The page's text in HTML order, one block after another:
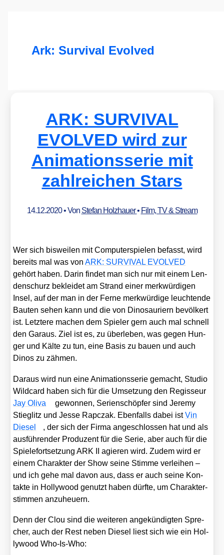
Ark: Survival Evolved
ARK: SURVIVAL
EVOLVED wird zur
Animationsserie mit
zahlreichen Stars
14.12.2020• Von Stefan Holzhauer• Film, TV & Stream
Wer sich bis­wei­len mit Com­pu­ter­spie­len befasst, wird
bereits mal was vonARK: SURVIVAL EVOLVED
gehört haben. Dar­in fin­det man sich nur mit einem Len­
den­schurz beklei­det am Strand einer merk­wür­di­gen
Insel, auf der man in der Fer­ne merk­wür­di­ge leuch­ten­de
Bau­ten sehen kann und die von Dino­sau­ri­ern bevöl­kert
ist. Letz­te­re machen dem Spie­ler gern auch mal schnell
den Gar­aus. Ziel ist es, zu über­le­ben, was gegen Hun­
ger und Käl­te zu tun, eine Basis zu bau­en und auch
Dinos zu zäh­men.
Dar­aus wird nun eine Ani­ma­ti­ons­se­rie gemacht, Stu­dio
Wild­card haben sich für die Umset­zung den Regis­seur
Jay Oli­va
gewon­nen, Seri­en­schöp­fer sind Jere­my
Stieg­litz und Jes­se Rap­c­zak. Eben­falls dabei istVin
Die­sel
, der sich der Fir­ma ange­schlos­sen hat und als
aus­füh­ren­der Pro­du­zent für die Serie, aber auch für die
Spie­le­fort­set­zung ARK II agie­ren wird. Zudem wird er
einem Cha­rak­ter der Show sei­ne Stim­me ver­lei­hen –
und ich gehe mal davon aus, dass er auch sei­ne Kon­
tak­te in Hol­ly­wood genutzt haben dürf­te, um Cha­rak­ter­
stim­men anzu­heu­ern.
Denn der Clou sind die wei­te­ren ange­kün­dig­ten Spre­
cher, auch der Rest neben Die­sel liest sich wie ein Hol­
ly­wood Who-Is-Who: